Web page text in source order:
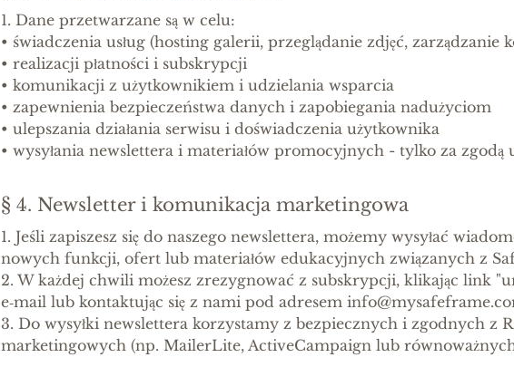
1. Dane przetwarzane są w celu:
• świadczenia usług (hosting galerii, przeglądanie zdjęć, zarządzanie
• realizacji płatności i subskrypcji
• komunikacji z użytkownikiem i udzielania wsparcia
• zapewnienia bezpieczeństwa danych i zapobiegania nadużyciom
• ulepszania działania serwisu i doświadczenia użytkownika
• wysyłania newslettera i materiałów promocyjnych - tylko za zgodą
§ 4. Newsletter i komunikacja marketingowa
1. Jeśli zapiszesz się do naszego newslettera, możemy wysyłać
nowych funkcji, ofert lub materiałów edukacyjnych związanych z
2. W każdej chwili możesz zrezygnować z subskrypcji, klikając link
e‑mail lub kontaktując się z nami pod adresem
3. Do wysyłki newslettera korzystamy z bezpiecznych i zgodnych z
marketingowych (np. MailerLite, ActiveCampaign lub